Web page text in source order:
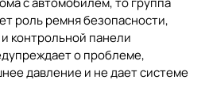
роль ремня безопасности,
контрольной панели
о проблеме,
давление и не дает системе